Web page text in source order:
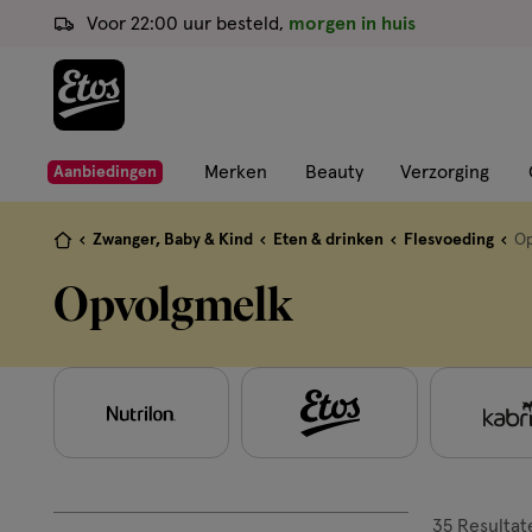
ga
de
hoofd
ga
naar
de
ga
naar
footer
Voor 22:00 uur besteld, morgen in huis
Aanbiedingen Merken Beauty Verzorging
Je
hier:
Zwanger, Baby & Kind Eten & drinken Flesvoeding
Opvolgmelk
35